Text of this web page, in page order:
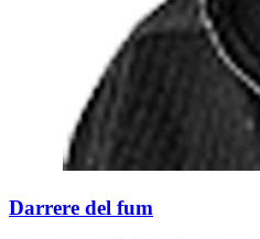
Darrere del fum